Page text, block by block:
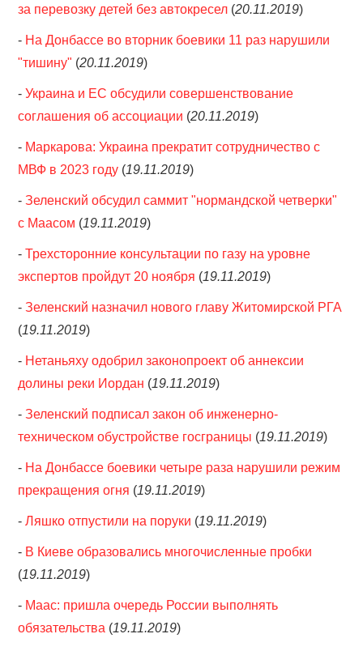
за перевозку детей без автокресел (20.11.2019)
- На Донбассе во вторник боевики 11 раз нарушили
"тишину" (20.11.2019)
-Украина и ЕС обсудили совершенствование
соглашения об ассоциации (20.11.2019)
- Маркарова: Украина прекратит сотрудничество с
МВФ в 2023 году (19.11.2019)
-Зеленский обсудил саммит "нормандской четверки"
с Маасом (19.11.2019)
-Трехсторонние консультации по газу на уровне
экспертов пройдут 20 ноября (19.11.2019)
-Зеленский назначил нового главу Житомирской РГА
(19.11.2019)
- Нетаньяху одобрил законопроект об аннексии
долины реки Иордан (19.11.2019)
-Зеленский подписал закон об инженерно-
техническом обустройстве госграницы (19.11.2019)
- На Донбассе боевики четыре раза нарушили режим
прекращения огня (19.11.2019)
-Ляшко отпустили на поруки (19.11.2019)
- В Киеве образовались многочисленные пробки
(19.11.2019)
- Маас: пришла очередь России выполнять
обязательства (19.11.2019)